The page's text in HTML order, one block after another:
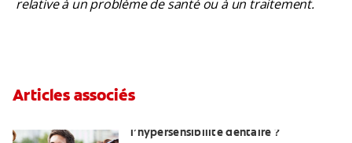
relative à un problème de santé ou à un traitement.
Articles associés
l’hypersensibilité dentaire ?